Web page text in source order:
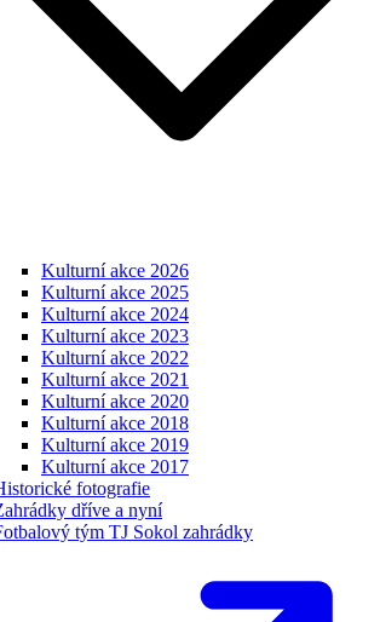
Kulturní akce 2026
Kulturní akce 2025
Kulturní akce 2024
Kulturní akce 2023
Kulturní akce 2022
Kulturní akce 2021
Kulturní akce 2020
Kulturní akce 2018
Kulturní akce 2019
Kulturní akce 2017
fotografie
dříve a nyní
tým TJ Sokol zahrádky